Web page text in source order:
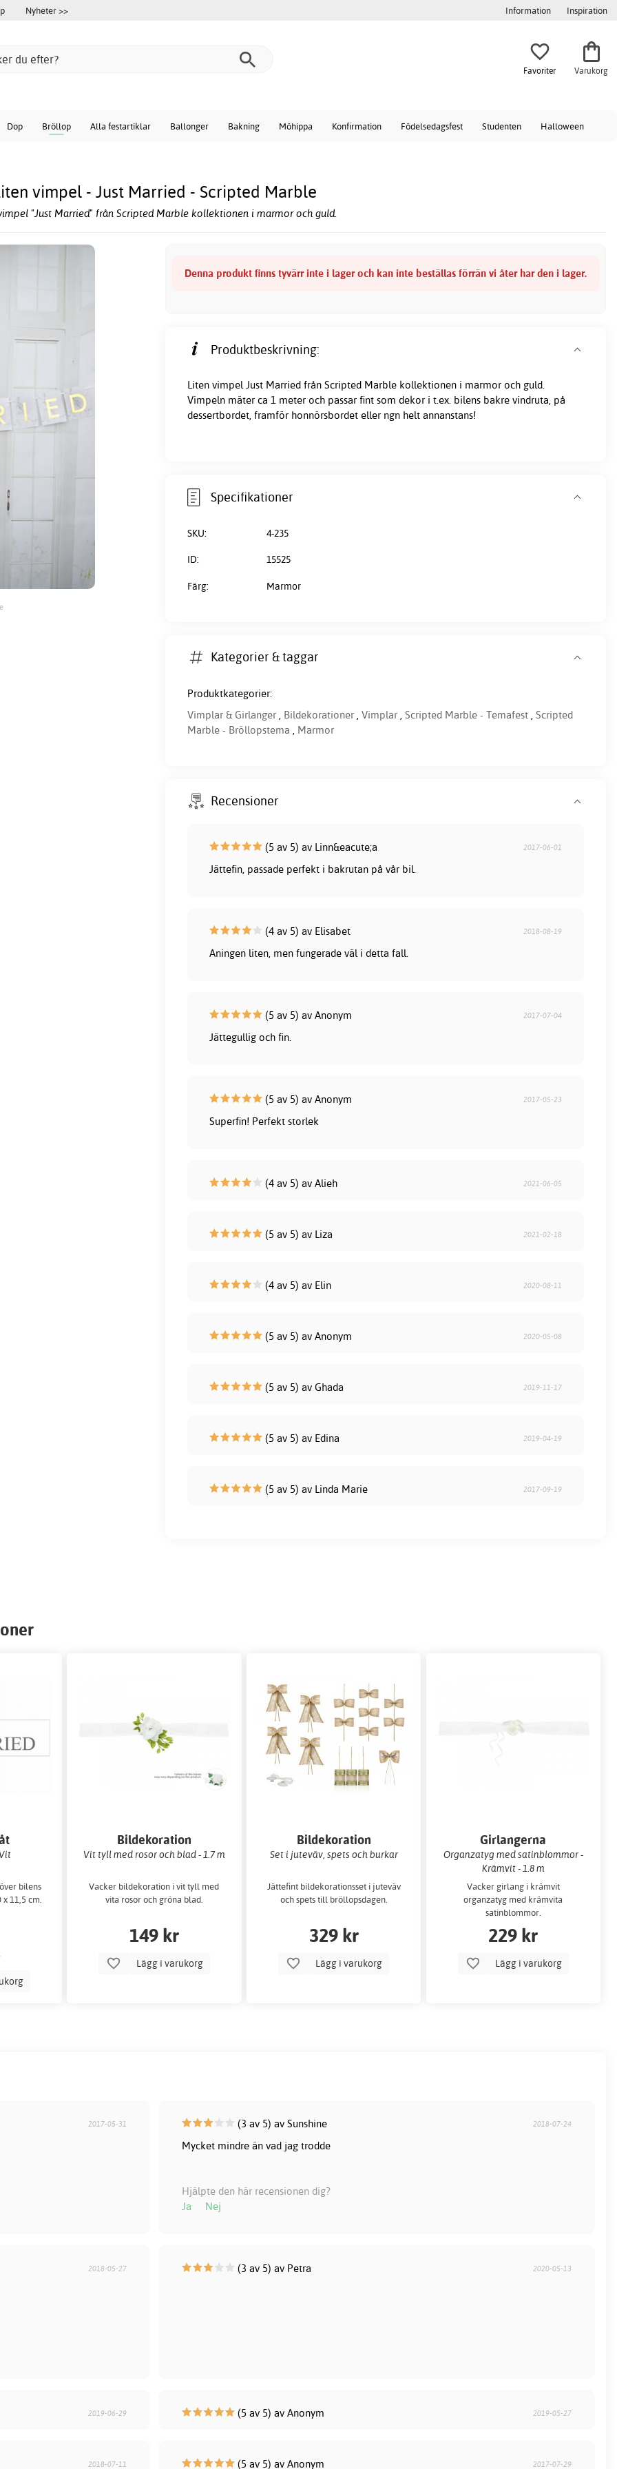
Nyheter >> Information Inspiration
Favoriter Varukorg
Dop Bröllop Alla festartiklar Ballonger Bakning Möhippa Konfirmation Födelsedagsfest Studenten Halloween
vimpel - Just Married - Scripted Marble
"Just Married" från Scripted Marble kollektionen i marmor och guld.
Denna produkt finns tyvärr inte i lager och kan inte beställas förrän vi åter har den i lager.
Produktbeskrivning:
Liten vimpel Just Married från Scripted Marble kollektionen i marmor och guld.
Vimpeln mäter ca 1 meter och passar fint som dekor i t.ex. bilens bakre vindruta, på
dessertbordet, framför honnörsbordet eller ngn helt annanstans!
Specifikationer
SKU: 4-235
ID: 15525
Färg: Marmor
Kategorier & taggar
Produktkategorier:
Vimplar & Girlanger
Bildekorationer Vimplar Scripted Marble - Temafest Scripted
Marble - Bröllopstema
Marmor
Recensioner
(5 av 5) av Linn&eacute;a 2017-06-01
Jättefin, passade perfekt i bakrutan på vår bil.
(4 av 5) av Elisabet 2018-08-19
Aningen liten, men fungerade väl i detta fall.
(5 av 5) av Anonym 2017-07-04
Jättegullig och fin.
(5 av 5) av Anonym 2017-05-23
Superfin! Perfekt storlek
(4 av 5) av Alieh 2021-06-05
(5 av 5) av Liza 2021-02-18
(4 av 5) av Elin 2020-08-11
(5 av 5) av Anonym 2020-05-08
(5 av 5) av Ghada 2019-11-17
(5 av 5) av Edina 2019-04-19
(5 av 5) av Linda Marie 2017-09-19
bilens
11,5 cm.
Bildekoration
Vit tyll med rosor och blad - 1.7 m
Vacker bildekoration i vit tyll med
vita rosor och gröna blad.
149 kr
Lägg i varukorg
Bildekoration
Set i juteväv, spets och burkar
Jättefint bildekorationsset i juteväv
och spets till bröllopsdagen.
329 kr
Lägg i varukorg
Girlangerna
Organzatyg med satinblommor -
Krämvit - 1.8 m
Vacker girlang i krämvit
organzatyg med krämvita
satinblommor.
229 kr
Lägg i varukorg
2017-05-31 (3 av 5) av Sunshine 2018-07-24
Mycket mindre än vad jag trodde
Hjälpte den här recensionen dig?
Ja
Nej
2018-05-27 (3 av 5) av Petra 2020-05-13
2019-06-29 (5 av 5) av Anonym 2019-05-27
2018-07-11 (5 av 5) av Anonym 2017-07-29